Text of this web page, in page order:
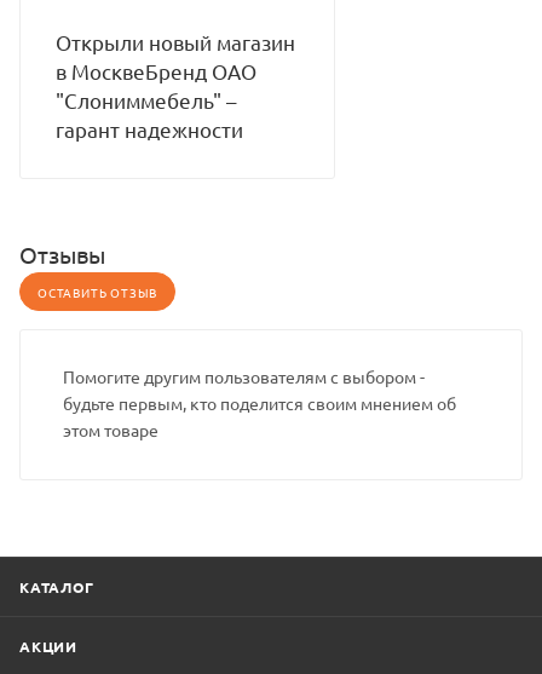
Открыли новый магазин
в МосквеБренд ОАО
"Слониммебель" –
гарант надежности
Отзывы
ОСТАВИТЬ ОТЗЫВ
Помогите другим пользователям с выбором -
будьте первым, кто поделится своим мнением об
этом товаре
КАТАЛОГ
АКЦИИ